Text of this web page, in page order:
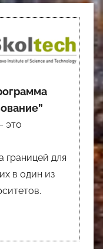
это
границей для
в один из